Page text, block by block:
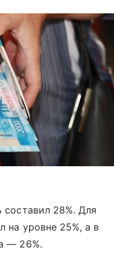
составил 28%. Для
на уровне 25%, а в
— 26%.